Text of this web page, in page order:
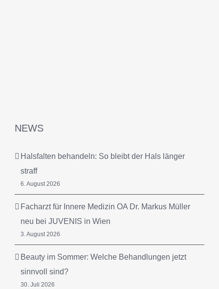
NEWS
Halsfalten behandeln: So bleibt der Hals länger
straff
6. August 2026
Facharzt für Innere Medizin OA Dr. Markus Müller
neu bei JUVENIS in Wien
3. August 2026
Beauty im Sommer: Welche Behandlungen jetzt
sinnvoll sind?
30. Juli 2026